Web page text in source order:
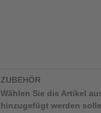
ZUBEHÖR
Wählen Sie die Artikel
hinzugefügt werden